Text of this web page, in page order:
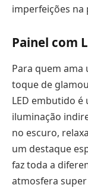
imperfeições na
Painel com
Para quem ama
toque de
LED embutido é
iluminação
no escuro,
um destaque
faz toda a
atmosfera